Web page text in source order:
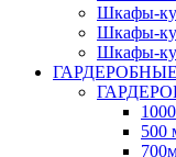
Шкафы-
Шкафы-
Шкафы-
ГАРДЕРОБНЫЕ
500